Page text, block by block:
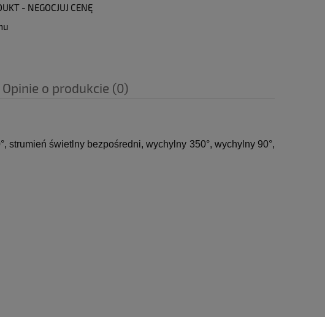
- NEGOCJUJ CENĘ
Opinie o produkcie (0)
strumień świetlny bezpośredni, wychylny 350°, wychylny 90°,